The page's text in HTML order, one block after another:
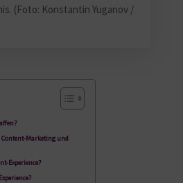
(Foto: Konstantin Yuganov /
Content-Marketing und
Experience?